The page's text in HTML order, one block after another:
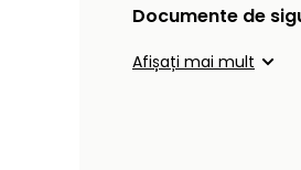
Documente de
Afișați mai mult